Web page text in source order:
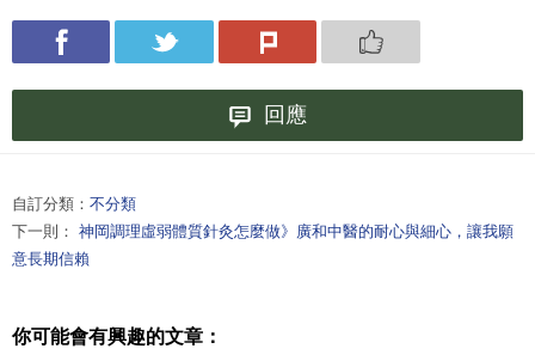
回應
自訂分類： 不分類
下一則： 神岡調理虛弱體質針灸怎麼做》廣和中醫的耐心與細心，讓我願
意長期信賴
你可能會有興趣的文章：